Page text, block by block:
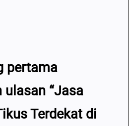
pertama
ulasan “Jasa
Terdekat di